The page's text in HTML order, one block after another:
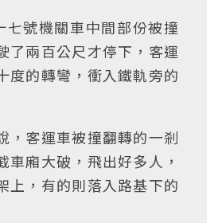
七號機關車中間部份被撞
了兩百公尺才停下，客運
度的轉彎，衝入鐵軌旁的
，客運車被撞翻轉的一剎
車廂大破，飛出好多人，
上，有的則落入路基下的